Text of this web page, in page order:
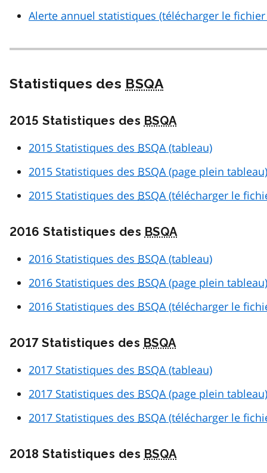
Alerte annuel statistiques (télécharger le
Statistiques des BSQA
2015 Statistiques des BSQA
2015 Statistiques des BSQA(tableau)
2015 Statistiques des BSQA(page plein tableau)
2015 Statistiques des BSQA(télécharger le
2016 Statistiques des BSQA
2016 Statistiques des BSQA(tableau)
2016 Statistiques des BSQA(page plein tableau)
2016 Statistiques des BSQA(télécharger le
2017 Statistiques des BSQA
2017 Statistiques des BSQA(tableau)
2017 Statistiques des BSQA(page plein tableau)
2017 Statistiques des BSQA(télécharger le
2018 Statistiques des BSQA